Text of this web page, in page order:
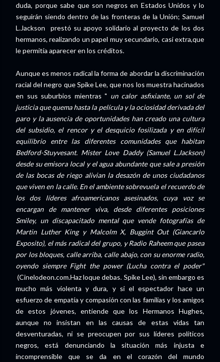
duda, porque sabe que son negros en Estados Unidos y lo
seguirán siendo dentro de las fronteras de la Unión; Samuel
L.Jackson prestó su apoyo solidario al proyecto de los dos
hermanos, realizando un papel muy secundario, casi extra,que
le permitía aparecer en los créditos.
Aunque es menos radical la forma de abordar la discriminación
racial del negro que Spike Lee, que nos los muestra hacinados
en sus suburbios mientras " un calor asfixiante, un sol de
justicia que quema hasta la película y la ociosidad derivada del
paro y la ausencia de oportunidades han creado una cultura
del subsidio, el rencor y el desquicio fosilizada y en difícil
equilibrio entre las diferentes comunidades que habitan
Bedford-Stuyvesant. Mister Love Daddy (Samuel L.Jackson)
desde su emisora local y el agua abundante que sale a presión
de las bocas de riego alivian la desazón de unos ciudadanos
que viven en la calle. En el ambiente sobrevuela el recuerdo de
los dos líderes afroamericanos asesinados, cuya voz se
encargan de mantener viva, desde diferentes posiciones
Smiley, un discapacitado mental que vende fotografías de
Martin Luther King y Malcolm X, Buggint Out (Giancarlo
Exposito), el más radical del grupo, y Radio Raheem que pasea
por los bloques, calle arriba, calle abajo, con su enorme radio,
oyendo siempre Fight the power (Lucha contra el poder"
(Cinelodeon.com.Haz loque debas. Spike Lee), sin embargo es
mucho más violenta y dura, y si el espectador hace un
esfuerzo de empatía y compasión con las familias y los amigos
de estos jóvenes, entiende que los Hermanos Hughes,
aunque no insistan en las causas de estas vidas tan
desventuradas, ni se preocupen por sus líderes políticos
negros, está denunciando la situación más injusta e
incomprensible que se da en el corazón del mundo